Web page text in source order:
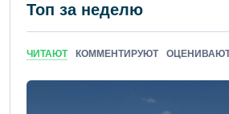
Топ за неделю
ЧИТАЮТ КОММЕНТИРУЮТ